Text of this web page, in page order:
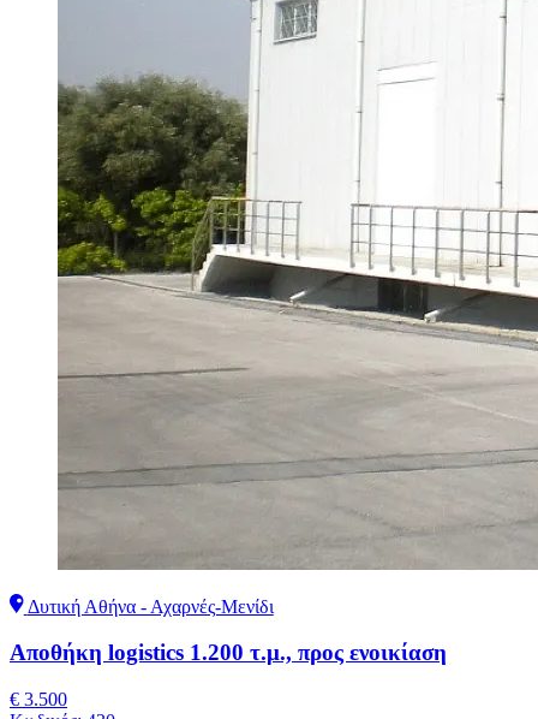
Δυτική Αθήνα - Αχαρνές-Μενίδι
Αποθήκη logistics 1.200 τ.μ., προς ενοικίαση
€ 3.500